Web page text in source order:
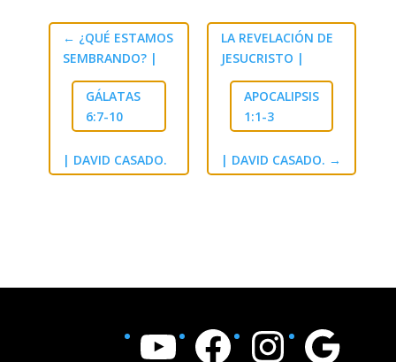
← ¿QUÉ ESTAMOS
SEMBRANDO? |
GÁLATAS
6:7-10
| DAVID CASADO.
LA REVELACIÓN DE
JESUCRISTO |
APOCALIPSIS
1:1-3
| DAVID CASADO. →
YouTube Facebook Instagram Google